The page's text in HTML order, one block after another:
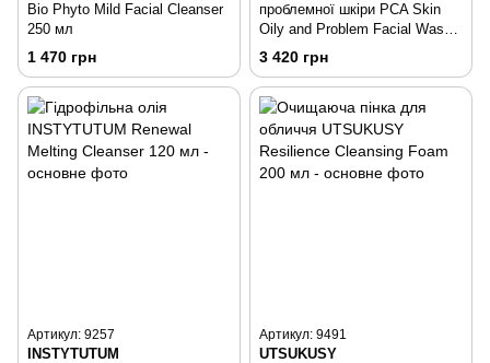
Bio Phyto Mild Facial Cleanser
250 мл
1 470 грн
проблемної шкіри PCA Skin
Oily and Problem Facial Wash
206,5 мл
3 420 грн
Артикул: 9257
INSTYTUTUM
Артикул: 9491
UTSUKUSY